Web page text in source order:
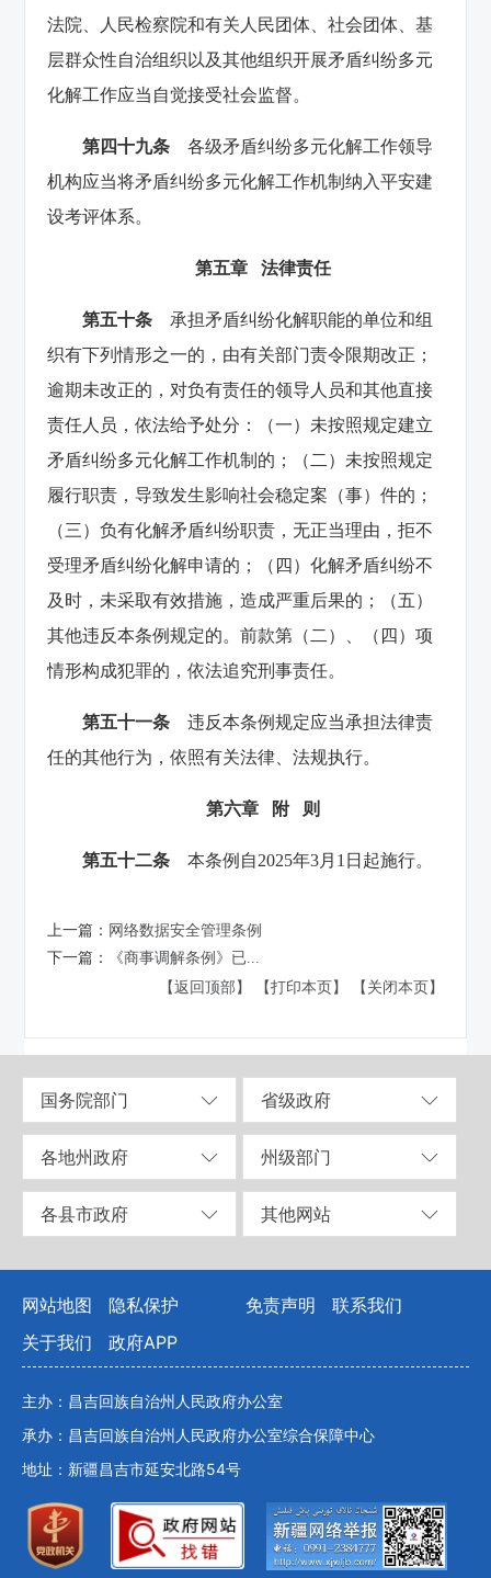
法院、人民检察院和有关人民团体、社会团体、基
层群众性自治组织以及其他组织开展矛盾纠纷多元
化解工作应当自觉接受社会监督。
第四十九条 各级矛盾纠纷多元化解工作领导
机构应当将矛盾纠纷多元化解工作机制纳入平安建
设考评体系。
第五章 法律责任
第五十条 承担矛盾纠纷化解职能的单位和组
织有下列情形之一的，由有关部门责令限期改正；
逾期未改正的，对负有责任的领导人员和其他直接
责任人员，依法给予处分：（一）未按照规定建立
矛盾纠纷多元化解工作机制的；（二）未按照规定
履行职责，导致发生影响社会稳定案（事）件的；
（三）负有化解矛盾纠纷职责，无正当理由，拒不
受理矛盾纠纷化解申请的；（四）化解矛盾纠纷不
及时，未采取有效措施，造成严重后果的；（五）
其他违反本条例规定的。前款第（二）、（四）项
情形构成犯罪的，依法追究刑事责任。
第五十一条 违反本条例规定应当承担法律责
任的其他行为，依照有关法律、法规执行。
第六章 附 则
第五十二条 本条例自2025年3月1日起施行。
上一篇： 网络数据安全管理条例
下一篇：
《商事调解条例》已...
【返回顶部】
【打印本页】 【关闭本页】
国务院部门 省级政府
各地州政府 州级部门
各县市政府 其他网站
网站地图 隐私保护 免责声明
联系我们
关于我们
政府APP
主办：昌吉回族自治州人民政府办公室
承办：昌吉回族自治州人民政府办公室综合保障中心
地址：新疆昌吉市延安北路54号